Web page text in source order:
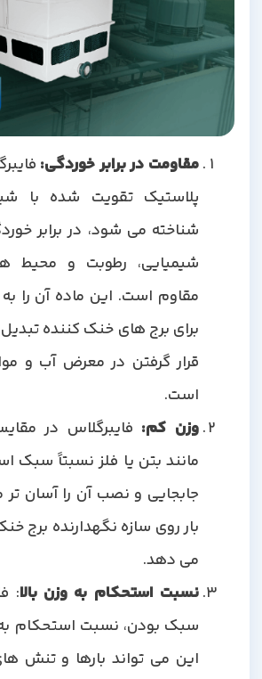
مقاومت در برابر خوردگی:
شناخته می شود، در برابر
شیمیایی، رطوبت و محیط
مقاوم است. این ماده آن را به
برای برج های خنک کننده تبدیل
قرار گرفتن در معرض آب و مواد
است.
وزن کم: فایبرگلاس در مقایسه
مانند بتن یا فلز نسبتاً سبک
جابجایی و نصب آن را آسان تر
بار روی سازه نگهدارنده برج خنک
می دهد.
نسبت استحکام به وزن بالا:
سبک بودن، نسبت استحکام به وزن
این می تواند بارها و تنش های